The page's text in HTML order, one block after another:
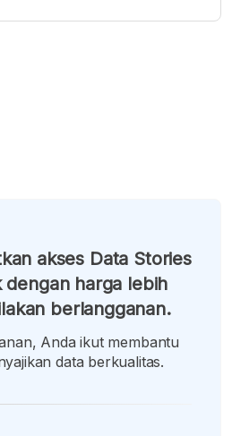
akses Data Stories
dengan harga lebih
berlangganan.
Anda ikut membantu
data berkualitas.